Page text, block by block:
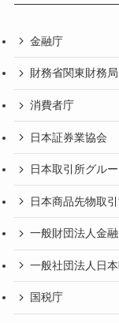
金融庁
財務省関東財務局
消費者庁
日本証券業協会
日本取引所グル
日本商品先物取
一般財団法人金
一般社団法人日
国税庁